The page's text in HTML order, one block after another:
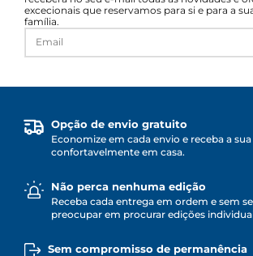
excecionais que reservamos para si e para a
família.
Opção de envio gratuito
Economize em cada envio e receba a
confortavelmente em casa.
Não perca nenhuma edição
Receba cada entrega em ordem e sem se
preocupar em procurar edições
Sem compromisso de permanência